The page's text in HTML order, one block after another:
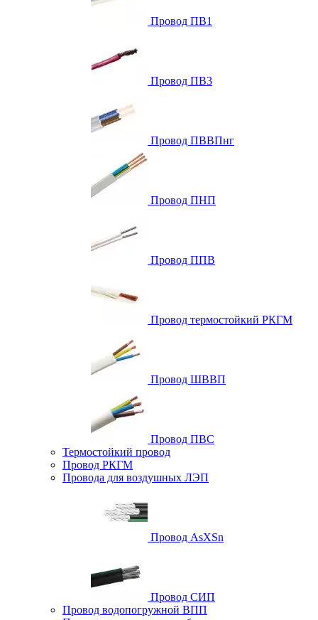
Провод ПВ1
Провод ПВ3
Провод ПВВПнг
Провод ПНП
Провод ППВ
Провод термостойкий РКГМ
Провод ШВВП
Провод ПВС
Термостойкий провод
Провод РКГМ
Провода для воздушных ЛЭП
Провод AsXSn
Провод СИП
Провод водопогружной ВПП